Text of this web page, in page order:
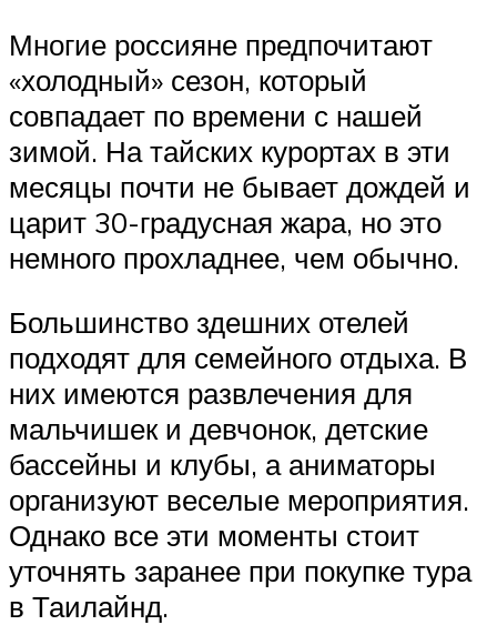
Многие россияне предпочитают
«холодный» сезон, который
совпадает по времени с нашей
зимой. На тайских курортах в эти
месяцы почти не бывает дождей и
царит 30-градусная жара, но это
немного прохладнее, чем обычно.
Большинство здешних отелей
подходят для семейного отдыха. В
них имеются развлечения для
мальчишек и девчонок, детские
бассейны и клубы, а аниматоры
организуют веселые мероприятия.
Однако все эти моменты стоит
уточнять заранее при покупке тура
в Таилайнд.